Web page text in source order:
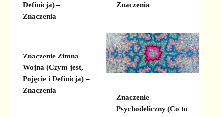
Definicja) –
Znaczenia
Znaczenia
Znaczenie Zimna
Wojna (Czym jest,
Pojęcie i Definicja) –
Znaczenia
Znaczenie
Psychodeliczny (Co to